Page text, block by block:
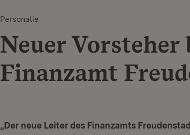
Personalie
Neuer Vorsteher
Finanzamt
„Der neue Leiter des Finanzamts